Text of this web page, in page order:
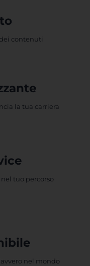
contenuti
la tua carriera
tuo percorso
nel mondo